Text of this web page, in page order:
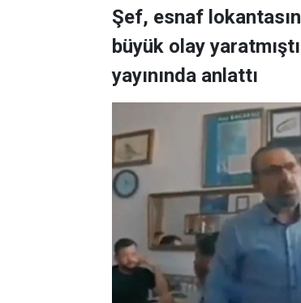
Şef, esnaf
büyük olay
yayınında anlattı